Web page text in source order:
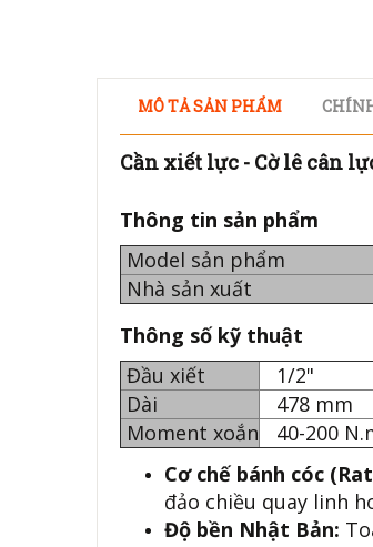
MÔ TẢ SẢN PHẨM
Cần xiết lực - Cờ lê cân
Thông tin sản phẩm
Model sản phẩm
Nhà sản xuất
Thông số kỹ thuật
Đầu xiết
1/2"
Dài
478 mm
Moment xoắn 40-200
Cơ chế bánh cóc
đảo chiều quay linh
Độ bền Nhật Bản: